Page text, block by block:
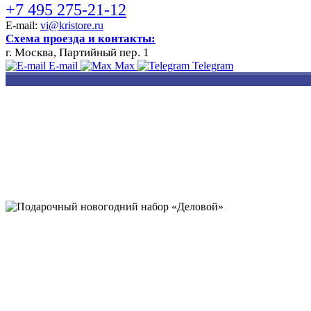
+7 495 275-21-12
E-mail: vi@kristore.ru
Схема проезда и контакты:
г. Москва, Партийный пер. 1
E-mail Max Telegram